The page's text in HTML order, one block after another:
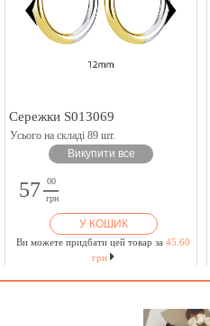
Сережки S013069
Усього на складі 89 шт.
Викупити все
57
00
грн
У КОШИК
Ви можете придбати цей товар за 45.60
грн